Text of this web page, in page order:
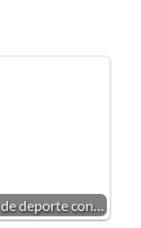
deporte con…